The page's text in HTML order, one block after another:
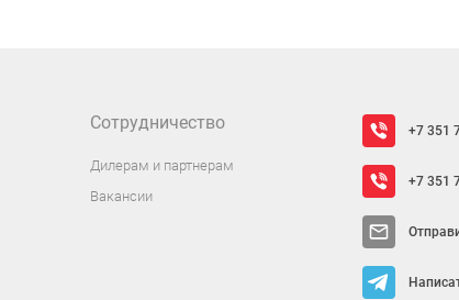
Сотрудничество
Дилерам и партнерам
Вакансии
+7 351
+7 351